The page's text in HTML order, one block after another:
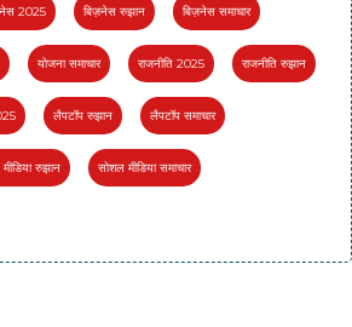
2025 बिज़नेस रुझान बिज़नेस समाचार
योजना समाचार राजनीति 2025 राजनीति रुझान
लैपटॉप रुझान लैपटॉप समाचार
रुझान सोशल मीडिया समाचार